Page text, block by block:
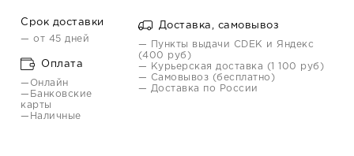
Срок доставки
— от 45 дней
Оплата
—Онлайн
—Банковские
карты
—Наличные
Доставка, самовывоз
— Пункты выдачи CDEK и Яндекс
(400 руб)
— Курьерская доставка (1 100 руб)
— Самовывоз (бесплатно)
— Доставка по России